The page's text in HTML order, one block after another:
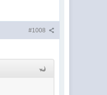
#1008